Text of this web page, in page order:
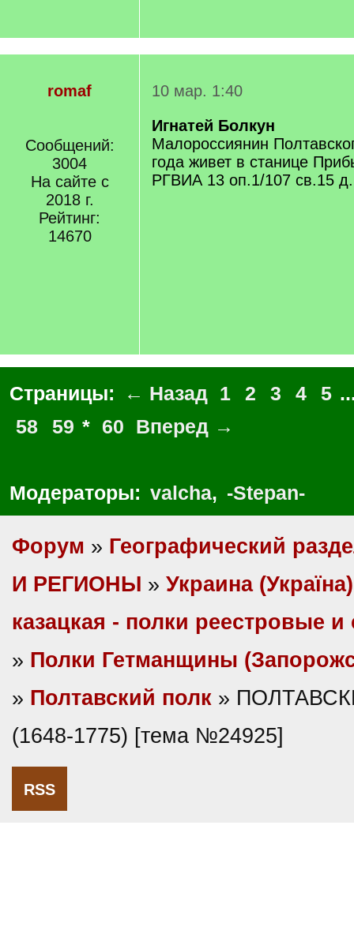
romaf
Сообщений:
3004
На сайте с
2018 г.
Рейтинг:
14670
10 мар. 1:40
Игнатей Болкун
Малороссиянин
года живет в станице
РГВИА 13 оп.1/107 св.15
Страницы: ← Назад 1 2 3 4 5
58
59 * 60 Вперед →
Модераторы: valcha, -Stepan-
Форум » Географический
И РЕГИОНЫ » Украина (Україна)
казацкая - полки реестровые и
» Полки Гетманщины
» Полтавский полк »
(1648-1775) [тема №24925]
RSS